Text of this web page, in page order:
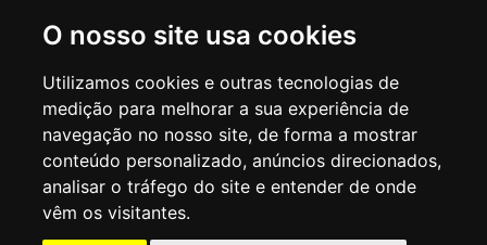
O nosso site usa cookies
Utilizamos cookies e outras tecnologias de
medição para melhorar a sua experiência de
navegação no nosso site, de forma a mostrar
conteúdo personalizado, anúncios direcionados,
analisar o tráfego do site e entender de onde
vêm os visitantes.
SECRETARIA DE EDUCAÇÃO
Rua Claudino Barbosa, 313 - Macedo - Guarulhos/SP CEP 07113-040
Central de Atendimento: *55 11 2475-7300